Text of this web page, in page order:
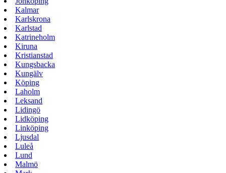
Kalmar
Karlskrona
Karlstad
Katrineholm
Kiruna
Kristianstad
Kungsbacka
Kungälv
Köping
Laholm
Leksand
Lidingö
Lidköping
Linköping
Ljusdal
Luleå
Lund
Malmö